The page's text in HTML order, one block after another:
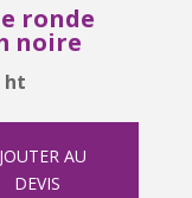
ronde
noire
ht
AU
DEVIS